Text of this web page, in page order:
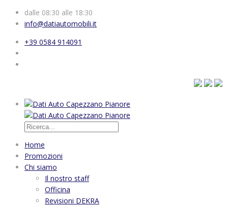
dalle 08:30 alle 18:30
info@datiautomobili.it
+39 0584 914091
Home
Promozioni
Chi siamo
Il nostro staff
Officina
Revisioni DEKRA